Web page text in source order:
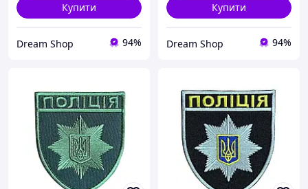
Купити
Dream Shop 94%
Купити
Dream Shop 94%